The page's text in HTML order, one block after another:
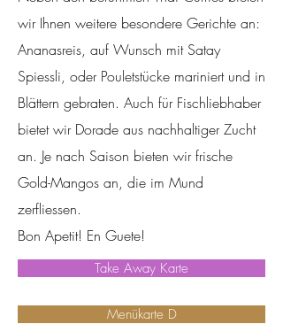
wir Ihnen weitere besondere Gerichte an:
Ananasreis, auf Wunsch mit Satay
Spiessli, oder Pouletstücke mariniert und in
Blättern gebraten. Auch für Fischliebhaber
bietet wir Dorade aus nachhaltiger Zucht
an. Je nach Saison bieten wir frische
Gold-Mangos an, die im Mund
zerfliessen.
Bon Apetit! En Guete!
Take Away Karte
Menükarte D